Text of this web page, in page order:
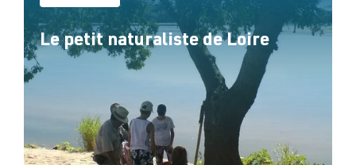
Le petit naturaliste de Loire